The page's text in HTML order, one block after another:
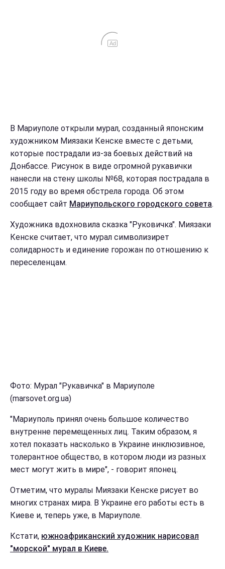
Ad
В Мариуполе открыли мурал, созданный японским
художником Миязаки Кенске вместе с детьми,
которые пострадали из-за боевых действий на
Донбассе. Рисунок в виде огромной рукавички
нанесли на стену школы №68, которая пострадала в
2015 году во время обстрела города. Об этом
сообщает сайт Мариупольского городского совета.
Художника вдохновила сказка "Руковичка". Миязаки
Кенске считает, что мурал символизирет
солидарность и единение горожан по отношению к
переселенцам.
Фото: Мурал "Рукавичка" в Мариуполе
(marsovet.org.ua)
"Мариуполь принял очень большое количество
внутренне перемещенных лиц. Таким образом, я
хотел показать насколько в Украине инклюзивное,
толерантное общество, в котором люди из разных
мест могут жить в мире", - говорит японец.
Отметим, что муралы Миязаки Кенске рисует во
многих странах мира. В Украине его работы есть в
Киеве и, теперь уже, в Мариуполе.
Кстати, южноафриканский художник нарисовал
"морской" мурал в Киеве.